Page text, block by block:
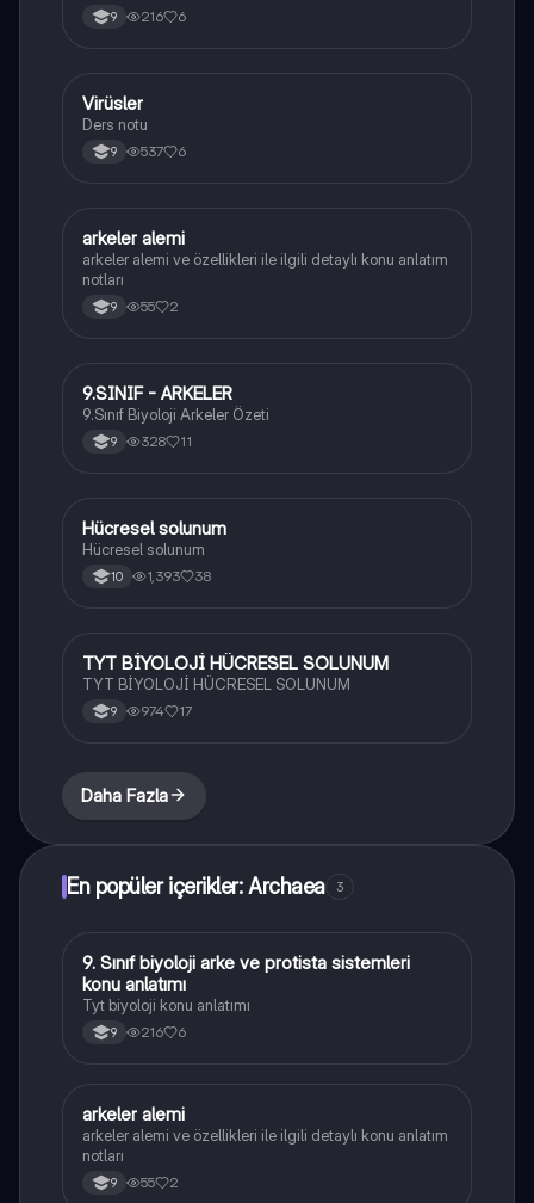
9 216 6
VBiyoloji
Virüsler
Ders notu
9 537 6
ABiyoloji
arkeler alemi
arkeler alemi ve özellikleri ile ilgili detaylı konu anlatım
notları
9 55 2
9Biyoloji
9.SINIF - ARKELER
9.Sınıf Biyoloji Arkeler Özeti
9 328 11
Biyoloji
Hücresel solunum
Hücresel solunum
10 1,393 38
Biyoloji
TYT BİYOLOJİ HÜCRESEL SOLUNUM
TYT BİYOLOJİ HÜCRESEL SOLUNUM
9 974 17
Daha Fazla
En popüler içerikler: Archaea 3
9Biyoloji
9. Sınıf biyoloji arke ve protista sistemleri
konu anlatımı
Tyt biyoloji konu anlatımı
9 216 6
ABiyoloji
arkeler alemi
arkeler alemi ve özellikleri ile ilgili detaylı konu anlatım
notları
9 55 2